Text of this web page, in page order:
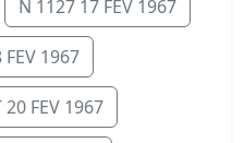
N 1127 17 FEV 1967
1967
FEV 1967